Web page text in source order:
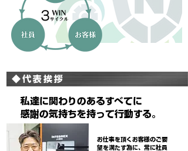
◆代表挨拶
私達に関わりのあるすべてに
感謝の気持ちを持って行動する。
お仕事を頂くお客様のご要
望を満たす為に、常に社員